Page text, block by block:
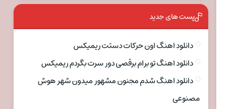
پست های جدید
دانلود اهنگ اون حرکات دستت ریمیکس
دانلود اهنگ تو برام برقصی دور سرت بگردم ریمیکس
دانلود اهنگ شدم مجنون مشهور میدون شهر هوش
مصنوعی